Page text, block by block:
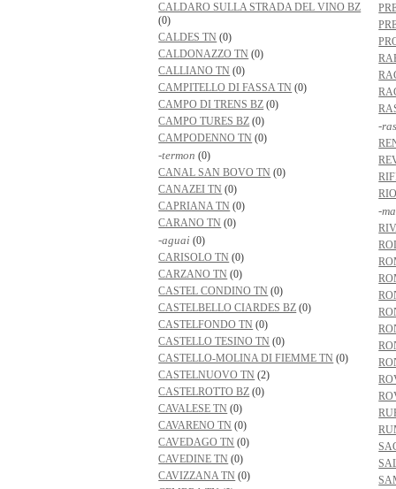
CALDARO SULLA STRADA DEL VINO BZ
(0)
CALDES TN (0)
CALDONAZZO TN (0)
CALLIANO TN (0)
CAMPITELLO DI FASSA TN (0)
CAMPO DI TRENS BZ (0)
CAMPO TURES BZ (0)
CAMPODENNO TN (0)
-termon (0)
CANAL SAN BOVO TN (0)
CANAZEI TN (0)
CAPRIANA TN (0)
CARANO TN (0)
-aguai (0)
CARISOLO TN (0)
CARZANO TN (0)
CASTEL CONDINO TN (0)
CASTELBELLO CIARDES BZ (0)
CASTELFONDO TN (0)
CASTELLO TESINO TN (0)
CASTELLO-MOLINA DI FIEMME TN (0)
CASTELNUOVO TN (2)
CASTELROTTO BZ (0)
CAVALESE TN (0)
CAVARENO TN (0)
CAVEDAGO TN (0)
CAVEDINE TN (0)
CAVIZZANA TN (0)
-
-